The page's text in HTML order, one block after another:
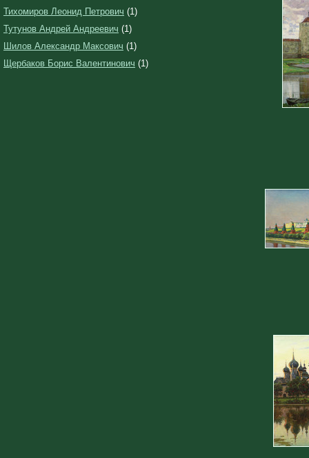
Тихомиров Леонид Петрович (1)
Тутунов Андрей Андреевич (1)
Шилов Александр Максович (1)
Щербаков Борис Валентинович (1)